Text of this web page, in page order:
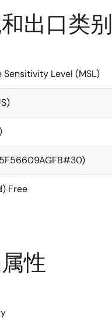
出口类别
Sensitivity Level (MSL)
Free
性